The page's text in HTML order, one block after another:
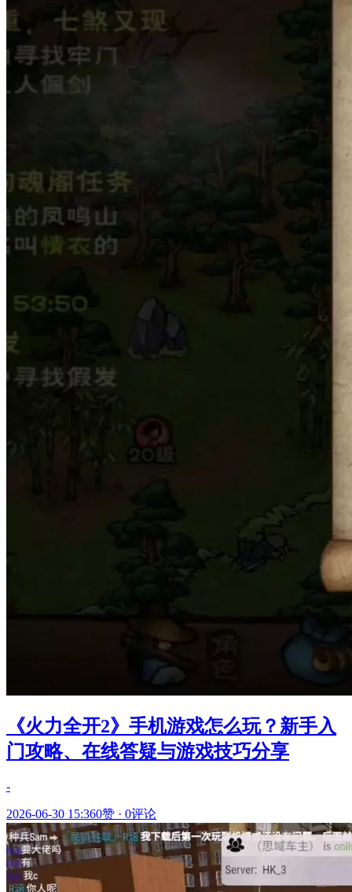
《火力全开2》手机游戏怎么玩？新手入
门攻略、在线答疑与游戏技巧分享
-
2026-06-30 15:360赞 · 0评论